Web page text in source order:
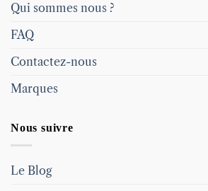
Qui sommes nous ?
FAQ
Contactez-nous
Marques
Nous suivre
Le Blog